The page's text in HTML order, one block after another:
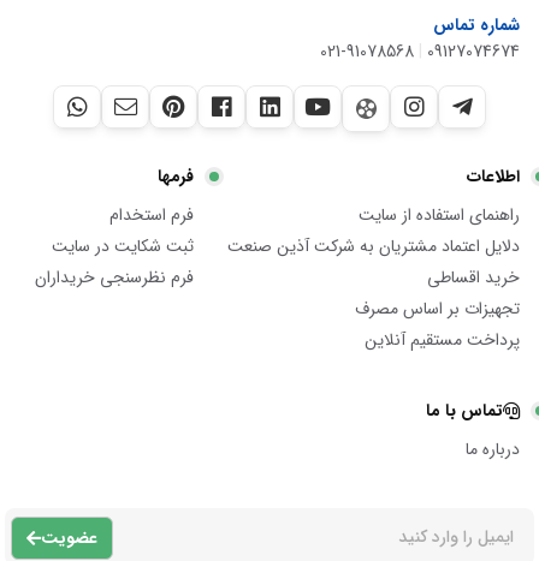
شماره تماس
09127074674
|
021-91078568
اطلاعات
راهنمای استفاده از سایت
دلایل اعتماد مشتریان به شرکت آذین صنعت
خرید اقساطی
تجهیزات بر اساس مصرف
پرداخت مستقیم آنلاین
فرمها
فرم استخدام
ثبت شکایت در سایت
فرم نظرسنجی خریداران
تماس با ما
درباره ما
عضویت